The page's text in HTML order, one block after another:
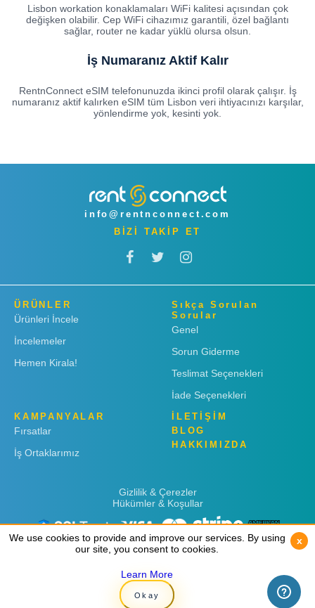
Lisbon workation konaklamaları WiFi kalitesi açısından çok
değişken olabilir. Cep WiFi cihazımız garantili, özel bağlantı
sağlar, router ne kadar yüklü olursa olsun.
İş Numaranız Aktif Kalır
RentnConnect eSIM telefonunuzda ikinci profil olarak çalışır. İş
numaranız aktif kalırken eSIM tüm Lisbon veri ihtiyacınızı karşılar,
yönlendirme yok, kesinti yok.
info@rentnconnect.com
BİZİ TAKİP ET
ÜRÜNLER
Ürünleri İncele
İncelemeler
Hemen Kirala!
Sıkça Sorulan
Sorular
Genel
Sorun Giderme
Teslimat Seçenekleri
İade Seçenekleri
KAMPANYALAR
Fırsatlar
İş Ortaklarımız
İLETİŞİM
BLOG
HAKKIMIZDA
Gizlilik & Çerezler
Hükümler & Koşullar
Copyright © 2019 Rent 'n Connect
We use cookies to provide and improve our services. By using
our site, you consent to cookies.
Learn More
Okay
x
We use cookies to provide and improve our services. By using
our site, you consent to cookies.
Learn More
Okay
x